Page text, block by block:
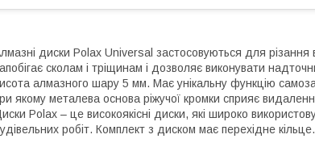
диски Polax Universal застосовуються для різання
сколам і тріщинам і дозволяє виконувати
алмазного шару 5 мм. Має унікальну функцію
якому металева основа ріжучої кромки сприяє
Polax – це високоякісні диски, які широко
робіт. Комплект з диском має перехідне кільце.